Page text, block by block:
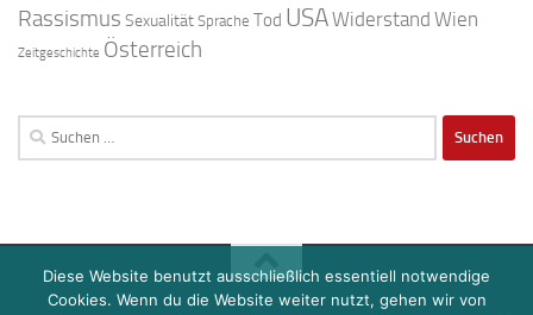
Rassismus SexualitätSprache Tod USAWiderstand Wien
Zeitgeschichte Österreich
Suchen
nach:
Diese Website benutzt ausschließlich essentiell notwendige
Cookies. Wenn du die Website weiter nutzt, gehen wir von